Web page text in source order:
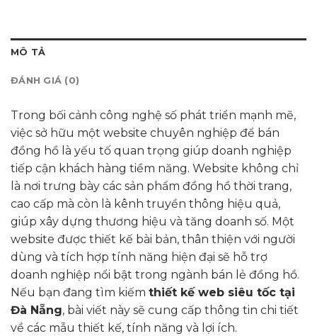
MÔ TẢ
ĐÁNH GIÁ (0)
Trong bối cảnh công nghệ số phát triển mạnh mẽ,
việc sở hữu một website chuyên nghiệp để bán
đồng hồ là yếu tố quan trọng giúp doanh nghiệp
tiếp cận khách hàng tiềm năng. Website không chỉ
là nơi trưng bày các sản phẩm đồng hồ thời trang,
cao cấp mà còn là kênh truyền thông hiệu quả,
giúp xây dựng thương hiệu và tăng doanh số. Một
website được thiết kế bài bản, thân thiện với người
dùng và tích hợp tính năng hiện đại sẽ hỗ trợ
doanh nghiệp nổi bật trong ngành bán lẻ đồng hồ.
Nếu bạn đang tìm kiếm thiết kế web siêu tốc tại
Đà Nẵng, bài viết này sẽ cung cấp thông tin chi tiết
về các mẫu thiết kế, tính năng và lợi ích.